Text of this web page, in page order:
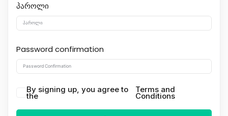
პაროლი
Password confirmation
By signing up, you agree to
the
Terms and
Conditions